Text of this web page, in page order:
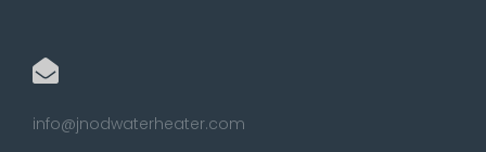
info@jnodwaterheater.com